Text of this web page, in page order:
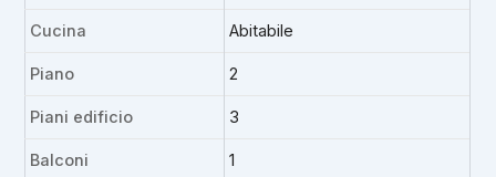
Cucina Abitabile
Piano 2
Piani edificio 3
Balconi 1